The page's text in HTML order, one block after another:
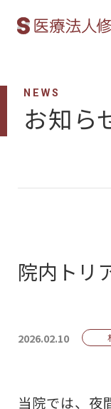
NEWS
お知ら
院内トリ
2026.02.10
当院では、夜